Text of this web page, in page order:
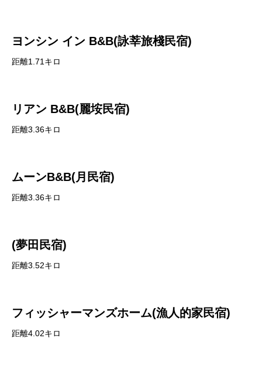
ヨンシン イン B&B(詠莘旅棧民宿)
距離1.71キロ
リアン B&B(麗垵民宿)
距離3.36キロ
ムーンB&B(月民宿)
距離3.36キロ
(夢田民宿)
距離3.52キロ
フィッシャーマンズホーム(漁人的家民宿)
距離4.02キロ